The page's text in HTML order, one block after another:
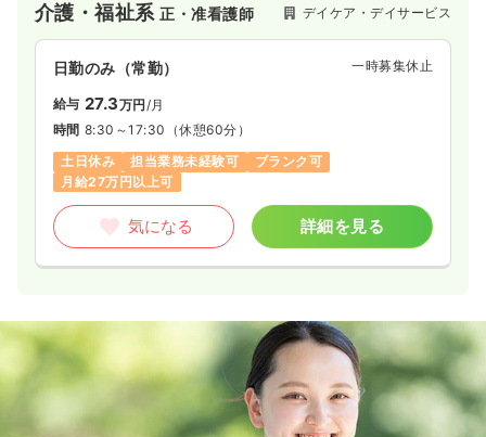
介護・福祉系正・准看護師 デイケア・デイサービス
日勤のみ（常勤） 一時募集休止
給与 27.3万円/月
時間 8:30～17:30 （休憩60分）
土日休み
担当業務未経験可
ブランク可
月給27万円以上可
気になる 詳細を見る